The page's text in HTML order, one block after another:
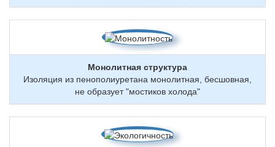
Монолитная структура
Изоляция из пенополиуретана монолитная, бесшовная,
не образует "мостиков холода"